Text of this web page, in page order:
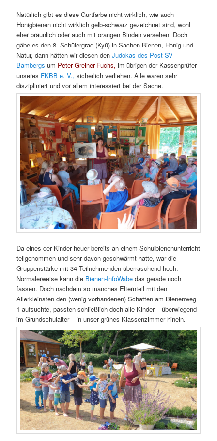
Natürlich gibt es diese Gurtfarbe nicht wirklich, wie auch
Honigbienen nicht wirklich gelb-schwarz gezeichnet sind, wohl
eher bräunlich oder auch mit orangen Binden versehen. Doch
gäbe es den 8. Schülergrad (Kyū) in Sachen Bienen, Honig und
Natur, dann hätten wir diesen denJudokas des Post SV
Bambergs um Peter Greiner-Fuchs, im übrigen der Kassenprüfer
unseres FKBB e. V., sicherlich verliehen. Alle waren sehr
diszipliniert und vor allem interessiert bei der Sache.
Da eines der Kinder heuer bereits an einem Schulbienenunterricht
teilgenommen und sehr davon geschwärmt hatte, war die
Gruppenstärke mit 34 Teilnehmenden überraschend hoch.
Normalerweise kann die Bienen-InfoWabe das gerade noch
fassen. Doch nachdem so manches Elternteil mit den
Allerkleinsten den (wenig vorhandenen) Schatten am Bienenweg
1 aufsuchte, passten schließlich doch alle Kinder – überwiegend
im Grundschulalter – in unser grünes Klassenzimmer hinein.